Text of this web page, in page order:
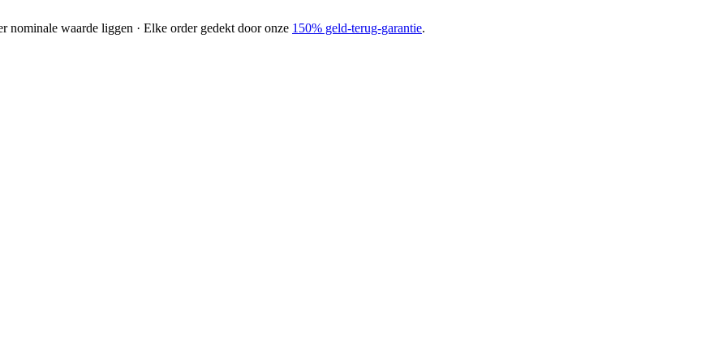
nominale waarde liggen · Elke order gedekt door onze 150% geld-terug-garantie.